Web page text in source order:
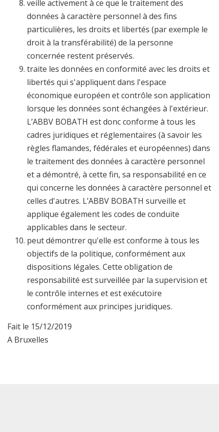
veille activement à ce que le traitement des
données à caractère personnel à des fins
particulières, les droits et libertés (par exemple le
droit à la transférabilité) de la personne
concernée restent préservés.
traite les données en conformité avec les droits et
libertés qui s'appliquent dans l'espace
économique européen et contrôle son application
lorsque les données sont échangées à l'extérieur.
L’ABBV BOBATH est donc conforme à tous les
cadres juridiques et réglementaires (à savoir les
règles flamandes, fédérales et européennes) dans
le traitement des données à caractère personnel
et a démontré, à cette fin, sa responsabilité en ce
qui concerne les données à caractère personnel et
celles d'autres. L’ABBV BOBATH surveille et
applique également les codes de conduite
applicables dans le secteur.
peut démontrer qu'elle est conforme à tous les
objectifs de la politique, conformément aux
dispositions légales. Cette obligation de
responsabilité est surveillée par la supervision et
le contrôle internes et est exécutoire
conformément aux principes juridiques.
Fait le 15/12/2019
A Bruxelles